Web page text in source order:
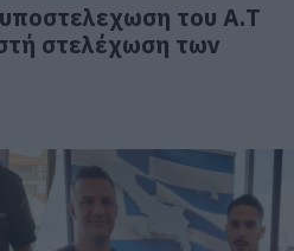
του Α.Τ
στελέχωση των